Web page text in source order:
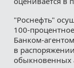
"Роснефть"
100-
Банком-
в
обыкновенных